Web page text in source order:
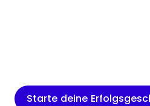
Starte deine